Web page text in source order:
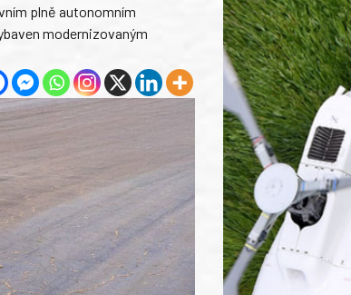
plně autonomním
modernizovaným